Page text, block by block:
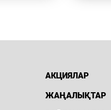
АКЦИЯЛАР
ЖАҢАЛЫҚТАР